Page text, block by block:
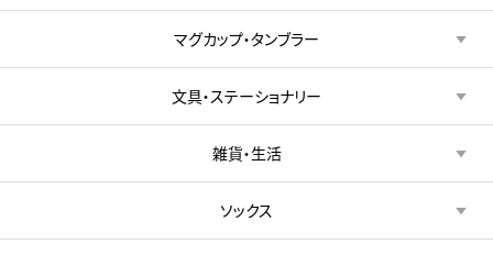
マグカップ・タンブラー
文具・ステーショナリー
雑貨・生活
ソックス